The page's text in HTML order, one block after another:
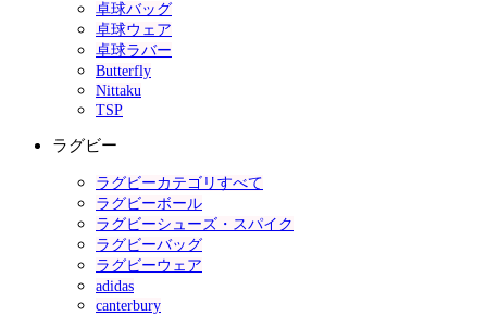
卓球バッグ
卓球ウェア
卓球ラバー
Butterfly
Nittaku
TSP
ラグビー
ラグビーカテゴリすべて
ラグビーボール
ラグビーシューズ・スパイク
ラグビーバッグ
ラグビーウェア
adidas
canterbury